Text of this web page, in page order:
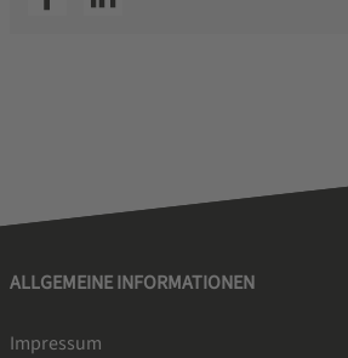
ALLGEMEINE INFORMATIONEN
Impressum